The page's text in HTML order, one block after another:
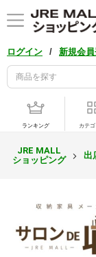
ログイン / 新規会
ランキング カテゴ
JRE MALL
ショッピング
出